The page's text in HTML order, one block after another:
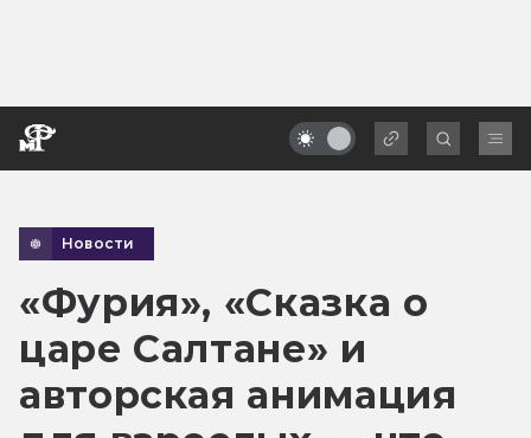
Новости
«Фурия», «Сказка о
царе Салтане» и
авторская анимация